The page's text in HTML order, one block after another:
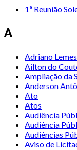
1ª Reunião
A
Adriano
Ailton do
Ampliação da
Anderson
Ato
Atos
Audiência
Audiência
Audiências
Aviso de